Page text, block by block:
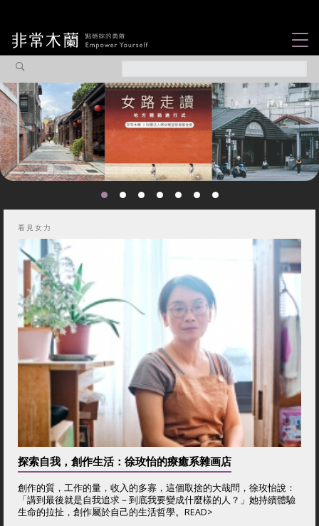
觀點專欄
焦點企劃
認識我們
你不知道的那些女
性故事...
看見女力
探索自我，創作生活：徐玫怡的療癒系雜画店
創作的質，工作的量，收入的多寡，這個取捨的大哉問，徐玫怡說：
「講到最後就是自我追求－到底我要變成什麼樣的人？」她持續體驗
生命的拉扯，創作屬於自己的生活哲學。 READ>